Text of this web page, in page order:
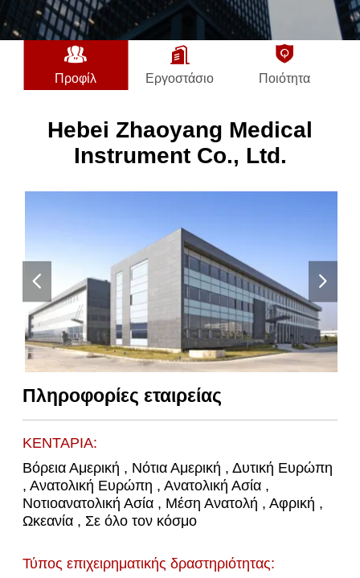
Προφίλ Εργοστάσιο Ποιότητα
Hebei Zhaoyang Medical
Instrument Co., Ltd.
Πληροφορίες εταιρείας
ΚΕΝΤΑΡΙΑ:
Βόρεια Αμερική , Νότια Αμερική , Δυτική Ευρώπη
, Ανατολική Ευρώπη , Ανατολική Ασία ,
Νοτιοανατολική Ασία , Μέση Ανατολή , Αφρική ,
Ωκεανία , Σε όλο τον κόσμο
Τύπος επιχειρηματικής δραστηριότητας: